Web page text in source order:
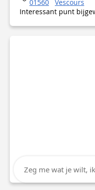
01560
Vescours
Interessant punt
Zeg me wat je wilt,